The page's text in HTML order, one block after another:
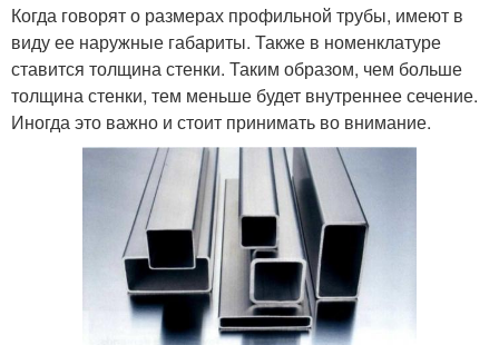
Когда говорят о размерах профильной трубы, имеют в
виду ее наружные габариты. Также в номенклатуре
ставится толщина стенки. Таким образом, чем больше
толщина стенки, тем меньше будет внутреннее сечение.
Иногда это важно и стоит принимать во внимание.